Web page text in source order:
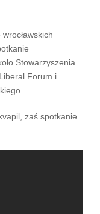
Stowarzyszenia
Forum i
zaś spotkanie